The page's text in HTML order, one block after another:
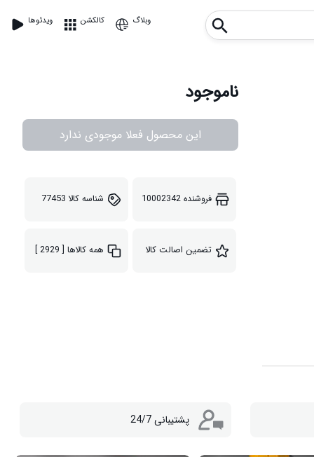
ویدئوها کالکشن وبلاگ
ناموجود
این محصول فعلا موجودی ندارد
فروشنده10002342 شناسه کالا 77453
تضمین اصالت کالا همه کالاها [ 2929 ]
پشتیبانی 24/7